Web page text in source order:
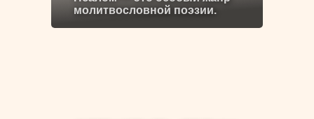
молитвословной поэзии.